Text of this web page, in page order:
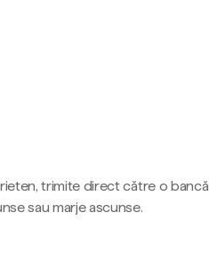
trimite direct către o bancă
sau marje ascunse.